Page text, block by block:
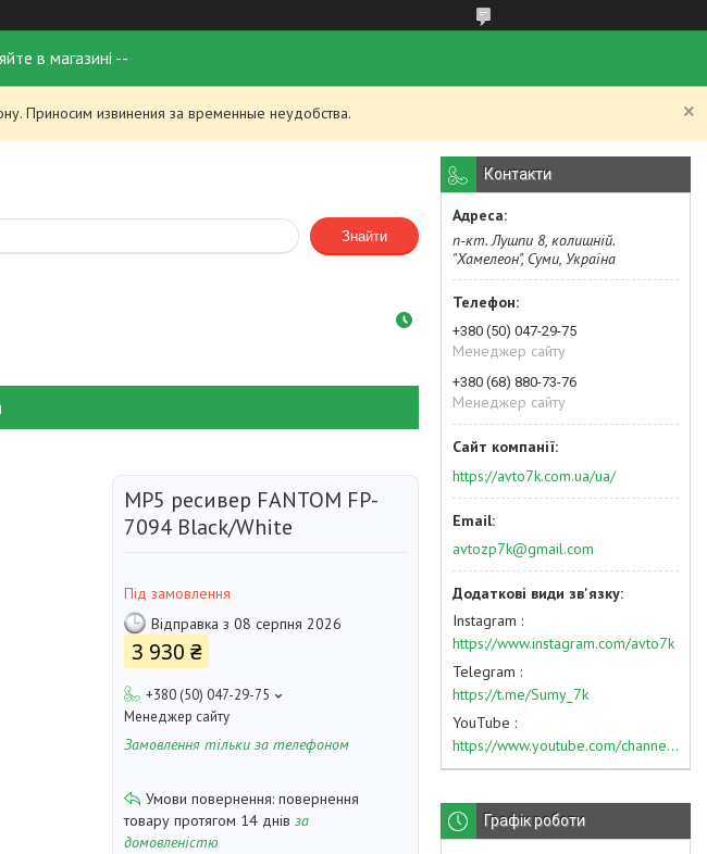
в магазині --
Приносим извинения за временные неудобства.
Знайти
MP5 ресивер FANTOM FP-
7094 Black/White
Під замовлення
Відправка з 08 серпня 2026
3 930 ₴
+380 (50) 047-29-75
Менеджер сайту
Замовлення тільки за телефоном
повернення
товару протягом 14 днів за
домовленістю
Контакти
п-кт. Лушпи 8, колишній.
"Хамелеон", Суми, Україна
+380 (50) 047-29-75
Менеджер сайту
+380 (68) 880-73-76
Менеджер сайту
https://avto7k.com.ua/ua/
avtozp7k@gmail.com
Instagram
https://www.instagram.com/avto7k
Telegram
https://t.me/Sumy_7k
YouTube
https://www.youtube.com/channel/UC574nvqqf5H_LzT4Va_GpQg?view_as=subscriber
Графік роботи